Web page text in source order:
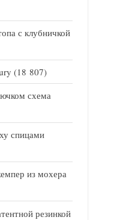
с клубничкой
(18 807)
схема
спицами
из мохера
резинкой